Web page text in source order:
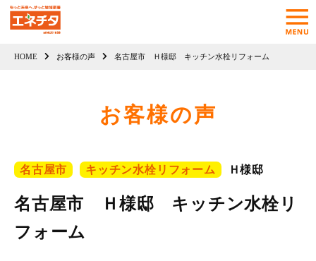
HOME お客様の声 名古屋市 Ｈ様邸 キッチン水栓リフォーム
お客様の声
名古屋市 キッチン水栓リフォーム Ｈ様邸
名古屋市 Ｈ様邸 キッチン水栓リ
フォーム